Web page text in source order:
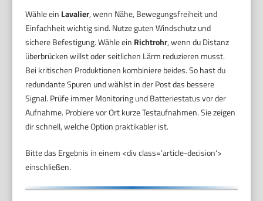
Wähle ein Lavalier, wenn Nähe, Bewegungsfreiheit und
Einfachheit wichtig sind. Nutze guten Windschutz und
sichere Befestigung. Wähle ein Richtrohr, wenn du Distanz
überbrücken willst oder seitlichen Lärm reduzieren musst.
Bei kritischen Produktionen kombiniere beides. So hast du
redundante Spuren und wählst in der Post das bessere
Signal. Prüfe immer Monitoring und Batteriestatus vor der
Aufnahme. Probiere vor Ort kurze Testaufnahmen. Sie zeigen
dir schnell, welche Option praktikabler ist.
Bitte das Ergebnis in einem <div class=’article-decision‘>
einschließen.